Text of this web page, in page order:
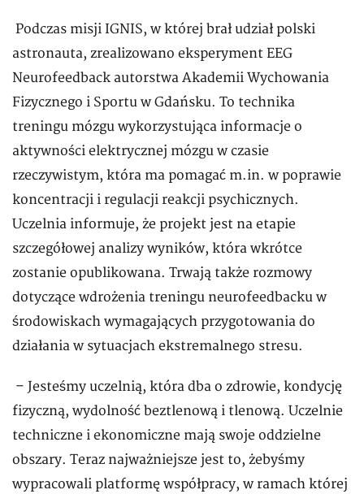
Podczas misji IGNIS, w której brał udział polski
astronauta, zrealizowano eksperyment EEG
Neurofeedback autorstwa Akademii Wychowania
Fizycznego i Sportu w Gdańsku. To technika
treningu mózgu wykorzystująca informacje o
aktywności elektrycznej mózgu w czasie
rzeczywistym, która ma pomagać m.in. w poprawie
koncentracji i regulacji reakcji psychicznych.
Uczelnia informuje, że projekt jest na etapie
szczegółowej analizy wyników, która wkrótce
zostanie opublikowana. Trwają także rozmowy
dotyczące wdrożenia treningu neurofeedbacku w
środowiskach wymagających przygotowania do
działania w sytuacjach ekstremalnego stresu.
– Jesteśmy uczelnią, która dba o zdrowie, kondycję
fizyczną, wydolność beztlenową i tlenową. Uczelnie
techniczne i ekonomiczne mają swoje oddzielne
obszary. Teraz najważniejsze jest to, żebyśmy
wypracowali platformę współpracy, w ramach której